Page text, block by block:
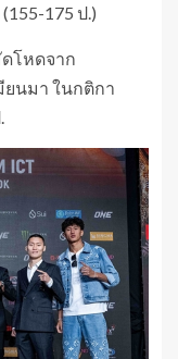
175 ป.)
โหดจาก
ยนมา ในกติกา